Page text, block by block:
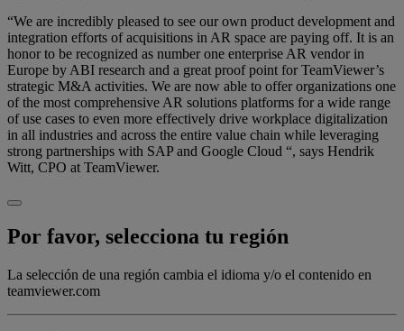
“We are incredibly pleased to see our own product development and
integration efforts of acquisitions in AR space are paying off. It is an
honor to be recognized as number one enterprise AR vendor in
Europe by ABI research and a great proof point for TeamViewer’s
strategic M&A activities. We are now able to offer organizations one
of the most comprehensive AR solutions platforms for a wide range
of use cases to even more effectively drive workplace digitalization
in all industries and across the entire value chain while leveraging
strong partnerships with SAP and Google Cloud “, says Hendrik
Witt, CPO at TeamViewer.
Por favor, selecciona tu región
La selección de una región cambia el idioma y/o el contenido en
teamviewer.com